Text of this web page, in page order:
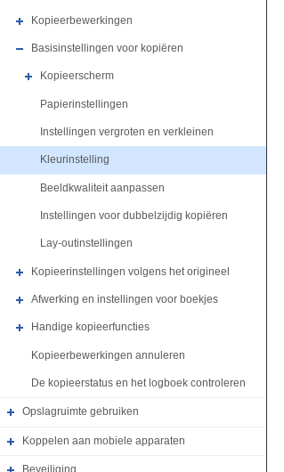
Kopieerbewerkingen
Basisinstellingen voor kopiëren
Kopieerscherm
Papierinstellingen
Instellingen vergroten en verkleinen
Kleurinstelling
Beeldkwaliteit aanpassen
Instellingen voor dubbelzijdig kopiëren
Lay-outinstellingen
Kopieerinstellingen volgens het origineel
Afwerking en instellingen voor boekjes
Handige kopieerfuncties
Kopieerbewerkingen annuleren
De kopieerstatus en het logboek controleren
Opslagruimte gebruiken
Koppelen aan mobiele apparaten